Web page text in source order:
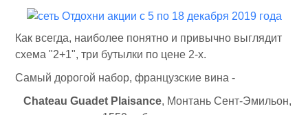
Как всегда, наиболее понятно и привычно выглядит
схема "2+1", три бутылки по цене 2-х.
Самый дорогой набор, французские вина -
Chateau Guadet Plaisance, Монтань Сент-Эмильон,